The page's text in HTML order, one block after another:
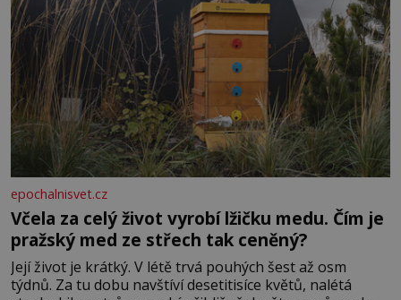
epochalnisvet.cz
Včela za celý život vyrobí lžičku medu. Čím je
pražský med ze střech tak ceněný?
Její život je krátký. V létě trvá pouhých šest až osm
týdnů. Za tu dobu navštíví desetitisíce květů, nalétá